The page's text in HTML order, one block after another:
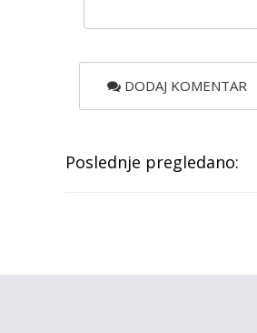
DODAJ KOMENTAR
Poslednje pregledano: